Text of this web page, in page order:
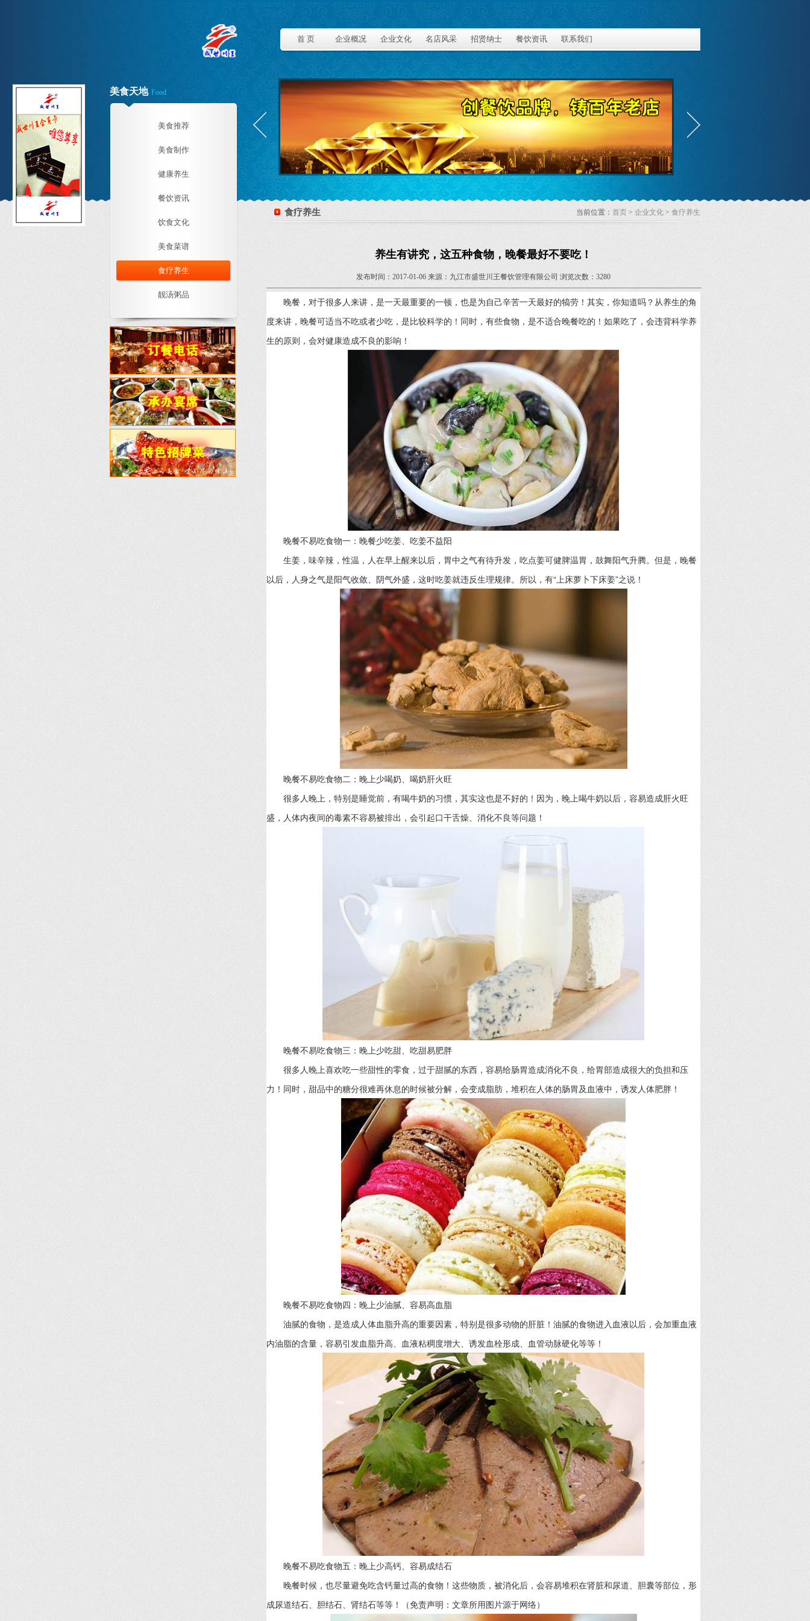
首 页 企业概况 企业文化 名店风采 招贤纳士 餐饮资讯 联系我们
美食天地 Food
美食推荐
美食制作
健康养生
餐饮资讯
饮食文化
美食菜谱
食疗养生
靓汤粥品
当前位置： 首页 > 企业文化 > 食疗养生
食疗养生
养生有讲究，这五种食物，晚餐最好不要吃！
发布时间：2017-01-06 来源：九江市盛世川王餐饮管理有限公司 浏览次数：3280
晚餐，对于很多人来讲，是一天最重要的一顿，也是为自己辛苦一天最好的犒劳！其实，你知道吗？从养生的角
度来讲，晚餐可适当不吃或者少吃，是比较科学的！同时，有些食物，是不适合晚餐吃的！如果吃了，会违背科学养
生的原则，会对健康造成不良的影响！
晚餐不易吃食物一：晚餐少吃姜、吃姜不益阳
生姜，味辛辣，性温，人在早上醒来以后，胃中之气有待升发，吃点姜可健脾温胃，鼓舞阳气升腾。但是，晚餐
以后，人身之气是阳气收敛、阴气外盛，这时吃姜就违反生理规律。所以，有“上床萝卜下床姜”之说！
晚餐不易吃食物二：晚上少喝奶、喝奶肝火旺
很多人晚上，特别是睡觉前，有喝牛奶的习惯，其实这也是不好的！因为，晚上喝牛奶以后，容易造成肝火旺
盛，人体内夜间的毒素不容易被排出，会引起口干舌燥、消化不良等问题！
晚餐不易吃食物三：晚上少吃甜、吃甜易肥胖
很多人晚上喜欢吃一些甜性的零食，过于甜腻的东西，容易给肠胃造成消化不良，给胃部造成很大的负担和压
力！同时，甜品中的糖分很难再休息的时候被分解，会变成脂肪，堆积在人体的肠胃及血液中，诱发人体肥胖！
晚餐不易吃食物四：晚上少油腻、容易高血脂
油腻的食物，是造成人体血脂升高的重要因素，特别是很多动物的肝脏！油腻的食物进入血液以后，会加重血液
内油脂的含量，容易引发血脂升高、血液粘稠度增大、诱发血栓形成、血管动脉硬化等等！
晚餐不易吃食物五：晚上少高钙、容易成结石
晚餐时候，也尽量避免吃含钙量过高的食物！这些物质，被消化后，会容易堆积在肾脏和尿道、胆囊等部位，形
成尿道结石、胆结石、肾结石等等！（免责声明：文章所用图片源于网络）